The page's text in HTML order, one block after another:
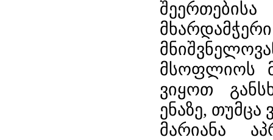
მსოფლიოს
ვიყოთ
ენაზე,
მარიანა